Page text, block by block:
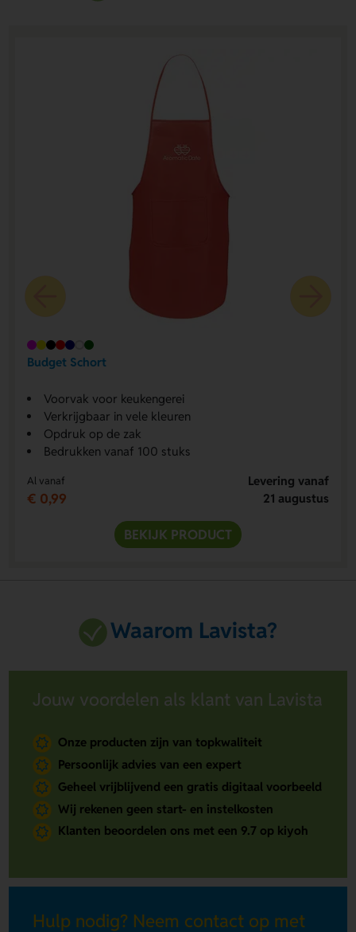
Budget Schort
Voorvak voor keukengerei
Verkrijgbaar in vele kleuren
Opdruk op de zak
Bedrukken vanaf 100 stuks
Al vanaf
€ 0,99
Levering vanaf
21 augustus
BEKIJK PRODUCT
Waarom Lavista?
Jouw voordelen als klant van Lavista
Onze producten zijn van topkwaliteit
Persoonlijk advies van een expert
Geheel vrijblijvend een gratis digitaal voorbeeld
Wij rekenen geen start- en instelkosten
Klanten beoordelen ons met een 9.7 op kiyoh
Hulp nodig? Neem contact op met